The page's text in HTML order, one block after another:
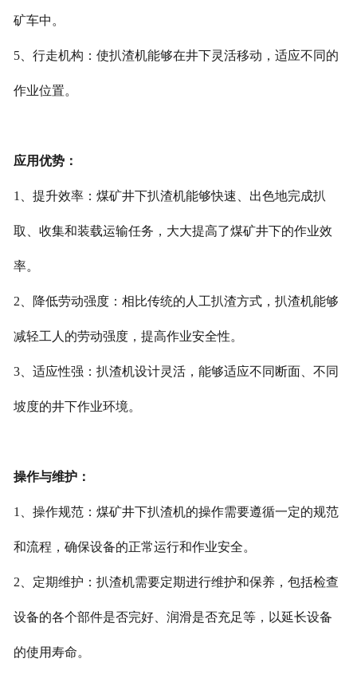
矿车中。
5、行走机构：使扒渣机能够在井下灵活移动，适应不同的
作业位置。
应用优势：
1、提升效率：煤矿井下扒渣机能够快速、出色地完成扒
取、收集和装载运输任务，大大提高了煤矿井下的作业效
率。
2、降低劳动强度：相比传统的人工扒渣方式，扒渣机能够
减轻工人的劳动强度，提高作业安全性。
3、适应性强：扒渣机设计灵活，能够适应不同断面、不同
坡度的井下作业环境。
操作与维护：
1、操作规范：煤矿井下扒渣机的操作需要遵循一定的规范
和流程，确保设备的正常运行和作业安全。
2、定期维护：扒渣机需要定期进行维护和保养，包括检查
设备的各个部件是否完好、润滑是否充足等，以延长设备
的使用寿命。